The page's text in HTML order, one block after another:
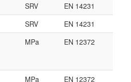
SRV
EN 14231
SRV
EN 14231
MPa EN 12372
MPa EN 12372